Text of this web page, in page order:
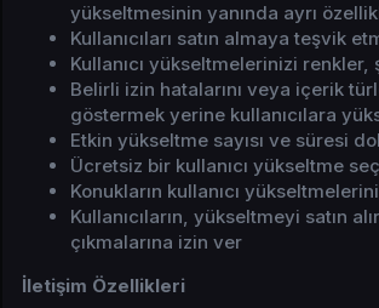
yükseltmesinin yanında ayrı
Kullanıcıları satın almaya teşvik
Kullanıcı yükseltmelerinizi
Belirli izin hatalarını veya içerik
göstermek yerine kullanıcılara
Etkin yükseltme sayısı ve süresi
Ücretsiz bir kullanıcı yükseltme
Konukların kullanıcı
Kullanıcıların, yükseltmeyi satın
çıkmalarına izin ver
İletişim Özellikleri